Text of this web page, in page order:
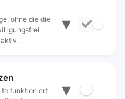
ohne die die
aktiv.
▾
funktioniert
▾